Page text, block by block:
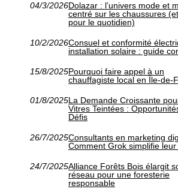
04/3/2026Dolazar : l’univers mode et
centré sur les chaussures
pour le quotidien)
10/2/2026Consuel et conformité
installation solaire : guide
15/8/2025Pourquoi faire appel à un
chauffagiste local en Île-de-
01/8/2025La Demande Croissante
Vitres Teintées :
Défis
26/7/2025Consultants en marketing
Comment Grok simplifie
24/7/2025Alliance Forêts Bois élargit
réseau pour une foresterie
responsable